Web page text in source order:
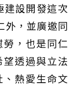
建設開發這次
外，並廣邀同
，也是同仁
透過與立法
熱愛生命文